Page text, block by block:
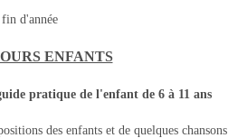
fin d'année
ENFANTS
pratique de l'enfant de 6 à 11 ans
des enfants et de quelques chansons